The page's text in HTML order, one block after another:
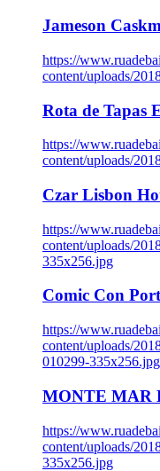
Jameson
https://
content/uploads/
Rota de Tapas
https://
content/uploads/
Czar Lisbon
https://
content/uploads/
335x256.jpg
Comic Con
https://
content/uploads/
010299-335x256.jpg
MONTE MAR
https://
content/uploads/
335x256.jpg